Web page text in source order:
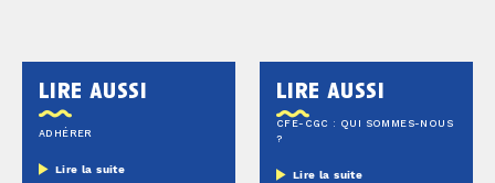
lire aussi
ADHÉRER
Lire la suite
lire aussi
CFE-CGC : QUI SOMMES-NOUS
?
Lire la suite